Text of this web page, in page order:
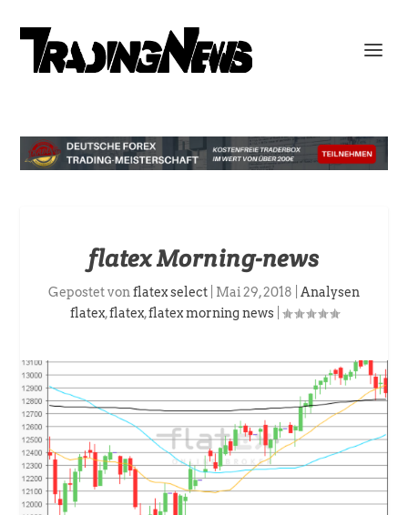
flatex Morning-news
Gepostet vonflatex select Mai 29, 2018
Analysen
flatex,flatex,flatex morning news|